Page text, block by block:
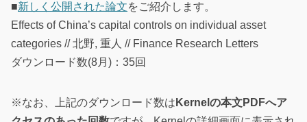
■新しく公開された論文をご紹介します。
Effects of China’s capital controls on individual asset
categories // 北野, 重人 // Finance Research Letters
ダウンロード数(8月)：35回
※なお、上記のダウンロード数は Kernelの本文PDFへア